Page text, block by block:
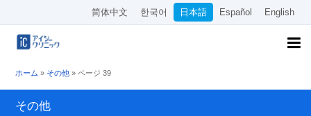
简体中文 한국어 日本語 Español English
ホーム » その他 » ページ 39
その他